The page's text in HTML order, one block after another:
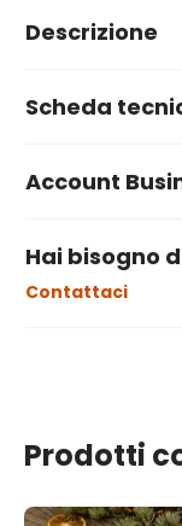
Descrizione
Scheda
Account
Hai bisogno
Contattaci
Prodotti